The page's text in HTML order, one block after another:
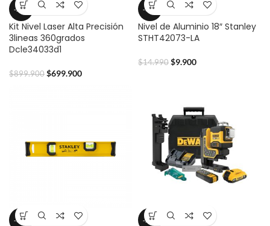
-22%
Kit Nivel Laser Alta Precisión
3lineas 360grados
Dcle34033d1
$899.900 $699.900
-34%
Nivel de Aluminio 18″ Stanley
STHT42073-LA
$14.990 $9.900
-39% -29%